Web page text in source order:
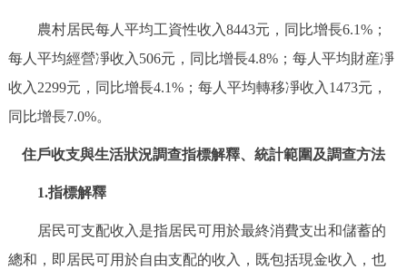
12345網上接訴即辦 我要諮詢 我要建議
參與調查
走進北京
北京概況
綠色北京 圖説北京 視頻北京
農村居民每人平均工資性收入8443元，同比增長6.1%；
每人平均經營凈收入506元，同比增長4.8%；每人平均財産凈
收入2299元，同比增長4.1%；每人平均轉移凈收入1473元，
同比增長7.0%。
住戶收支與生活狀況調查指標解釋、統計範圍及調查方法
1.指標解釋
居民可支配收入是指居民可用於最終消費支出和儲蓄的
總和，即居民可用於自由支配的收入，既包括現金收入，也